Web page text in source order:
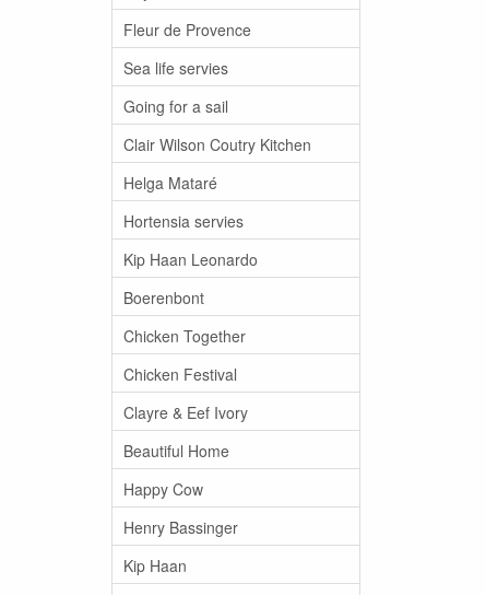
Fleur de Provence
Sea life servies
Going for a sail
Clair Wilson Coutry Kitchen
Helga Mataré
Hortensia servies
Kip Haan Leonardo
Boerenbont
Chicken Together
Chicken Festival
Clayre & Eef Ivory
Beautiful Home
Happy Cow
Henry Bassinger
Kip Haan